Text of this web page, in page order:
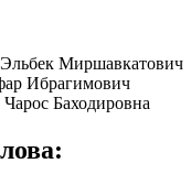
Миршавкатович
Ибрагимович
Баходировна